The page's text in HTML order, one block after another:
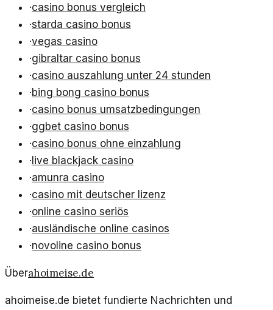
·casino bonus vergleich
·starda casino bonus
·vegas casino
·gibraltar casino bonus
·casino auszahlung unter 24 stunden
·bing bong casino bonus
·casino bonus umsatzbedingungen
·ggbet casino bonus
·casino bonus ohne einzahlung
·live blackjack casino
·amunra casino
·casino mit deutscher lizenz
·online casino seriös
·ausländische online casinos
·novoline casino bonus
Überahoimeise.de
ahoimeise.de bietet fundierte Nachrichten und